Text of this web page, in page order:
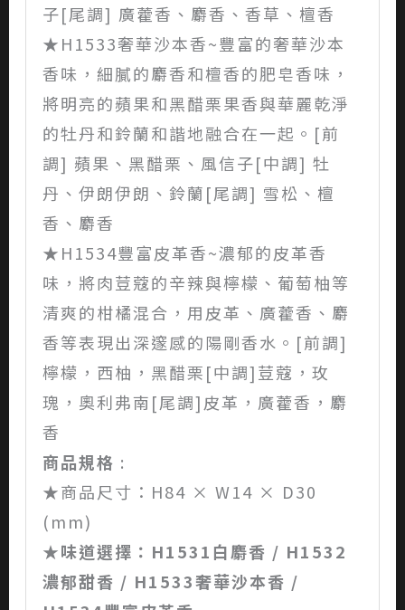
子[尾調] 廣藿香、麝香、香草、檀香
★H1533奢華沙本香~豐富的奢華沙本
香味，細膩的麝香和檀香的肥皂香味，
將明亮的蘋果和黑醋栗果香與華麗乾淨
的牡丹和鈴蘭和諧地融合在一起。[前
調] 蘋果、黑醋栗、風信子[中調] 牡
丹、伊朗伊朗、鈴蘭[尾調] 雪松、檀
香、麝香
★H1534豐富皮革香~濃郁的皮革香
味，將肉荳蔻的辛辣與檸檬、葡萄柚等
清爽的柑橘混合，用皮革、廣藿香、麝
香等表現出深邃感的陽剛香水。[前調]
檸檬，西柚，黑醋栗[中調]荳蔻，玫
瑰，奧利弗南[尾調]皮革，廣藿香，麝
香
商品規格 :
★商品尺寸：H84 × W14 × D30
(mm)
★味道選擇：H1531白麝香 / H1532
濃郁甜香 / H1533奢華沙本香 /